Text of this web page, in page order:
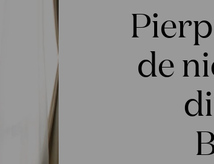
de